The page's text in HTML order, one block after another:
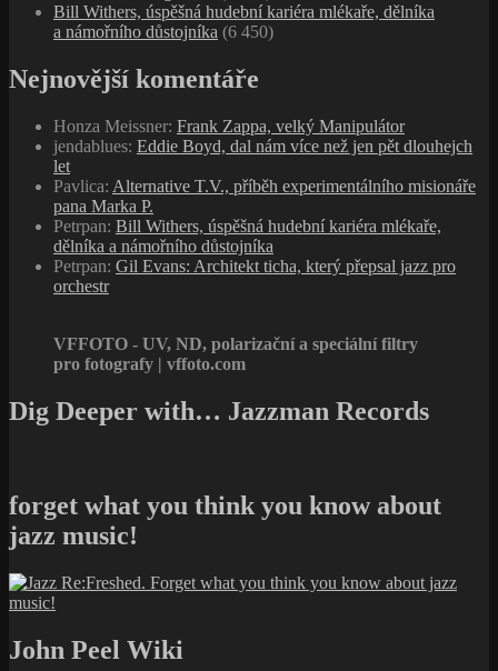
Bill Withers, úspěšná hudební kariéra mlékaře, dělníka
a námořního důstojníka (6 450)
Nejnovější komentáře
Honza Meissner: Frank Zappa, velký Manipulátor
jendablues: Eddie Boyd, dal nám více než jen pět dlouhejch
let
Pavlica: Alternative T.V., příběh experimentálního misionáře
pana Marka P.
Petrpan: Bill Withers, úspěšná hudební kariéra mlékaře,
dělníka a námořního důstojníka
Petrpan: Gil Evans: Architekt ticha, který přepsal jazz pro
orchestr
VFFOTO - UV, ND, polarizační a speciální filtry
pro fotografy | vffoto.com
Dig Deeper with… Jazzman Records
forget what you think you know about
jazz music!
John Peel Wiki